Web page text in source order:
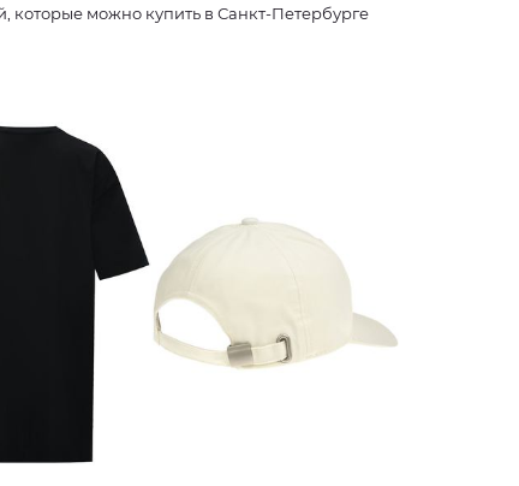
которые можно купить в Санкт-Петербурге